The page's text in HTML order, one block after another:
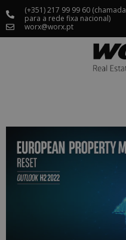
(+351) 217 99 99 60 (chamada
para a rede fixa nacional)
worx@worx.pt